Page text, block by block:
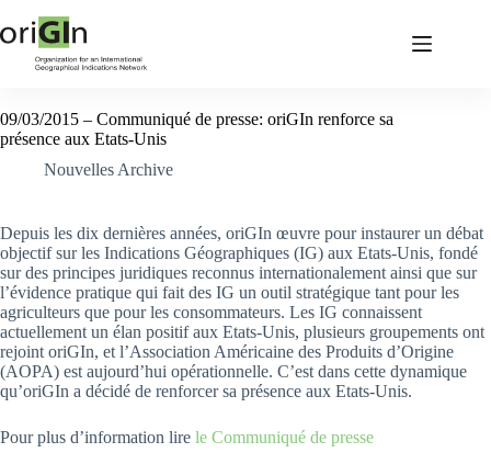
09/03/2015 – Communiqué de presse: oriGIn renforce sa
présence aux Etats-Unis
Nouvelles Archive
Depuis les dix dernières années, oriGIn œuvre pour instaurer un débat
objectif sur les Indications Géographiques (IG) aux Etats-Unis, fondé
sur des principes juridiques reconnus internationalement ainsi que sur
l’évidence pratique qui fait des IG un outil stratégique tant pour les
agriculteurs que pour les consommateurs. Les IG connaissent
actuellement un élan positif aux Etats-Unis, plusieurs groupements ont
rejoint oriGIn, et l’Association Américaine des Produits d’Origine
(AOPA) est aujourd’hui opérationnelle. C’est dans cette dynamique
qu’oriGIn a décidé de renforcer sa présence aux Etats-Unis.
Pour plus d’information lire le Communiqué de presse